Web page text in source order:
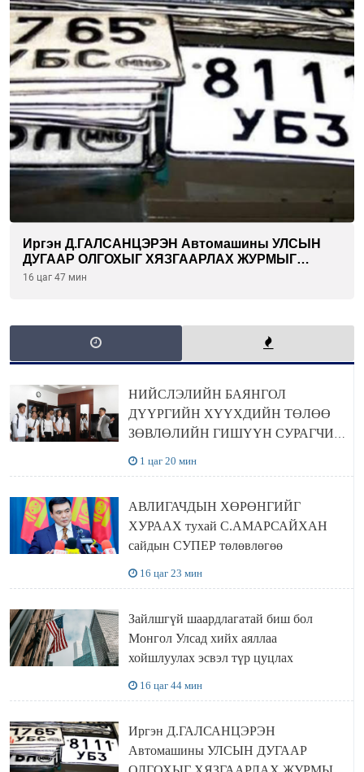
Иргэн Д.ГАЛСАНЦЭРЭН Автомашины УЛСЫН
ДУГААР ОЛГОХЫГ ХЯЗГААРЛАХ ЖУРМЫГ
ЦУЦЛУУЛАХ санал гаргажээ
16 цаг 47 мин
НИЙСЛЭЛИЙН БАЯНГОЛ
ДҮҮРГИЙН ХҮҮХДИЙН ТӨЛӨӨ
ЗӨВЛӨЛИЙН ГИШҮҮН СУРАГЧИД
1 цаг 20 мин
АВЛИГАЧДЫН ХӨРӨНГИЙГ
ХУРААХ тухай С.АМАРСАЙХАН
сайдын СУПЕР төлөвлөгөө
16 цаг 23 мин
Зайлшгүй шаардлагатай биш бол
Монгол Улсад хийх аяллаа
хойшлуулах эсвэл түр цуцлах
16 цаг 44 мин
Иргэн Д.ГАЛСАНЦЭРЭН
Автомашины УЛСЫН ДУГААР